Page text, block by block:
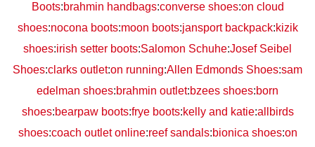
Boots:brahmin handbags:converse shoes:on cloud
shoes:nocona boots:moon boots:jansport backpack:kizik
shoes:irish setter boots:Salomon Schuhe:Josef Seibel
Shoes:clarks outlet:on running:Allen Edmonds Shoes:sam
edelman shoes:brahmin outlet:bzees shoes:born
shoes:bearpaw boots:frye boots:kelly and katie:allbirds
shoes:coach outlet online:reef sandals:bionica shoes:on